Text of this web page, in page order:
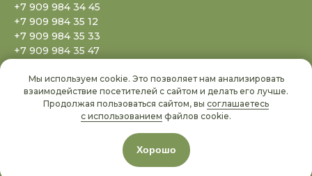
+7 909 984 34 45
+7 909 984 35 12
+7 909 984 35 33
+7 909 984 35 47
+7 909 984 35 88
+7 909 984 35 99
+7 909 984 36 20
+7 909 984 36 50
Мы используем cookie. Это позволяет нам анализировать
взаимодействие посетителей с сайтом и делать его лучше.
Продолжая пользоваться сайтом, вы соглашаетесь
с использованием файлов cookie.
Хорошо